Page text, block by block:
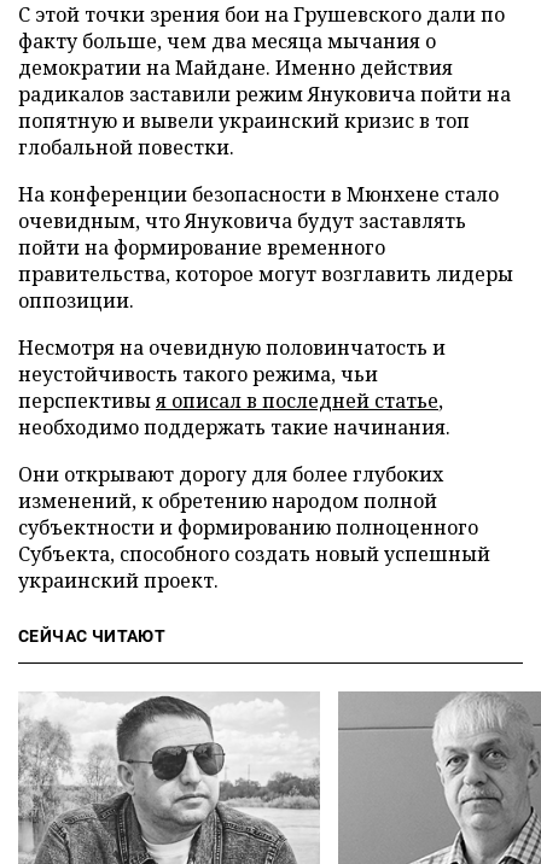
С этой точки зрения бои на Грушевского дали по
факту больше, чем два месяца мычания о
демократии на Майдане. Именно действия
радикалов заставили режим Януковича пойти на
попятную и вывели украинский кризис в топ
глобальной повестки.
На конференции безопасности в Мюнхене стало
очевидным, что Януковича будут заставлять
пойти на формирование временного
правительства, которое могут возглавить лидеры
оппозиции.
Несмотря на очевидную половинчатость и
неустойчивость такого режима, чьи
перспективыя описал в последней статье,
необходимо поддержать такие начинания.
Они открывают дорогу для более глубоких
изменений, к обретению народом полной
субъектности и формированию полноценного
Субъекта, способного создать новый успешный
украинский проект.
СЕЙЧАС ЧИТАЮТ